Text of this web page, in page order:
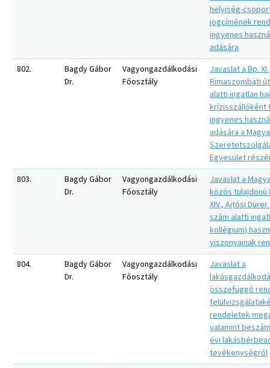
helyiség-
jogcímének
ingyenes
adására
802.
Bagdy Gábor
Dr.
Vagyongazdálkodási
Főosztály
Javaslat a Bp. XI.
Rimaszombati
alatti ingatlan
krízisszállóként
ingyenes
adására a
Egyesület
803.
Bagdy Gábor
Dr.
Vagyongazdálkodási
Főosztály
Javaslat a
közös tulajdonú
XIV., Ajtósi
szám alatti
kollégium)
viszonyainak
804.
Bagdy Gábor
Dr.
Vagyongazdálkodási
Főosztály
Javaslat a
összefüggő
rendeletek
valamint
évi
tevékenységről